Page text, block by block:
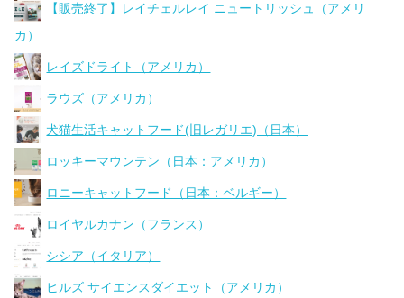
【販売終了】レイチェルレイ ニュートリッシュ（アメリ
カ）
レイズドライト（アメリカ）
ラウズ（アメリカ）
犬猫生活キャットフード(旧レガリエ)（日本）
ロッキーマウンテン（日本：アメリカ）
ロニーキャットフード（日本：ベルギー）
ロイヤルカナン（フランス）
シシア（イタリア）
ヒルズ サイエンスダイエット（アメリカ）